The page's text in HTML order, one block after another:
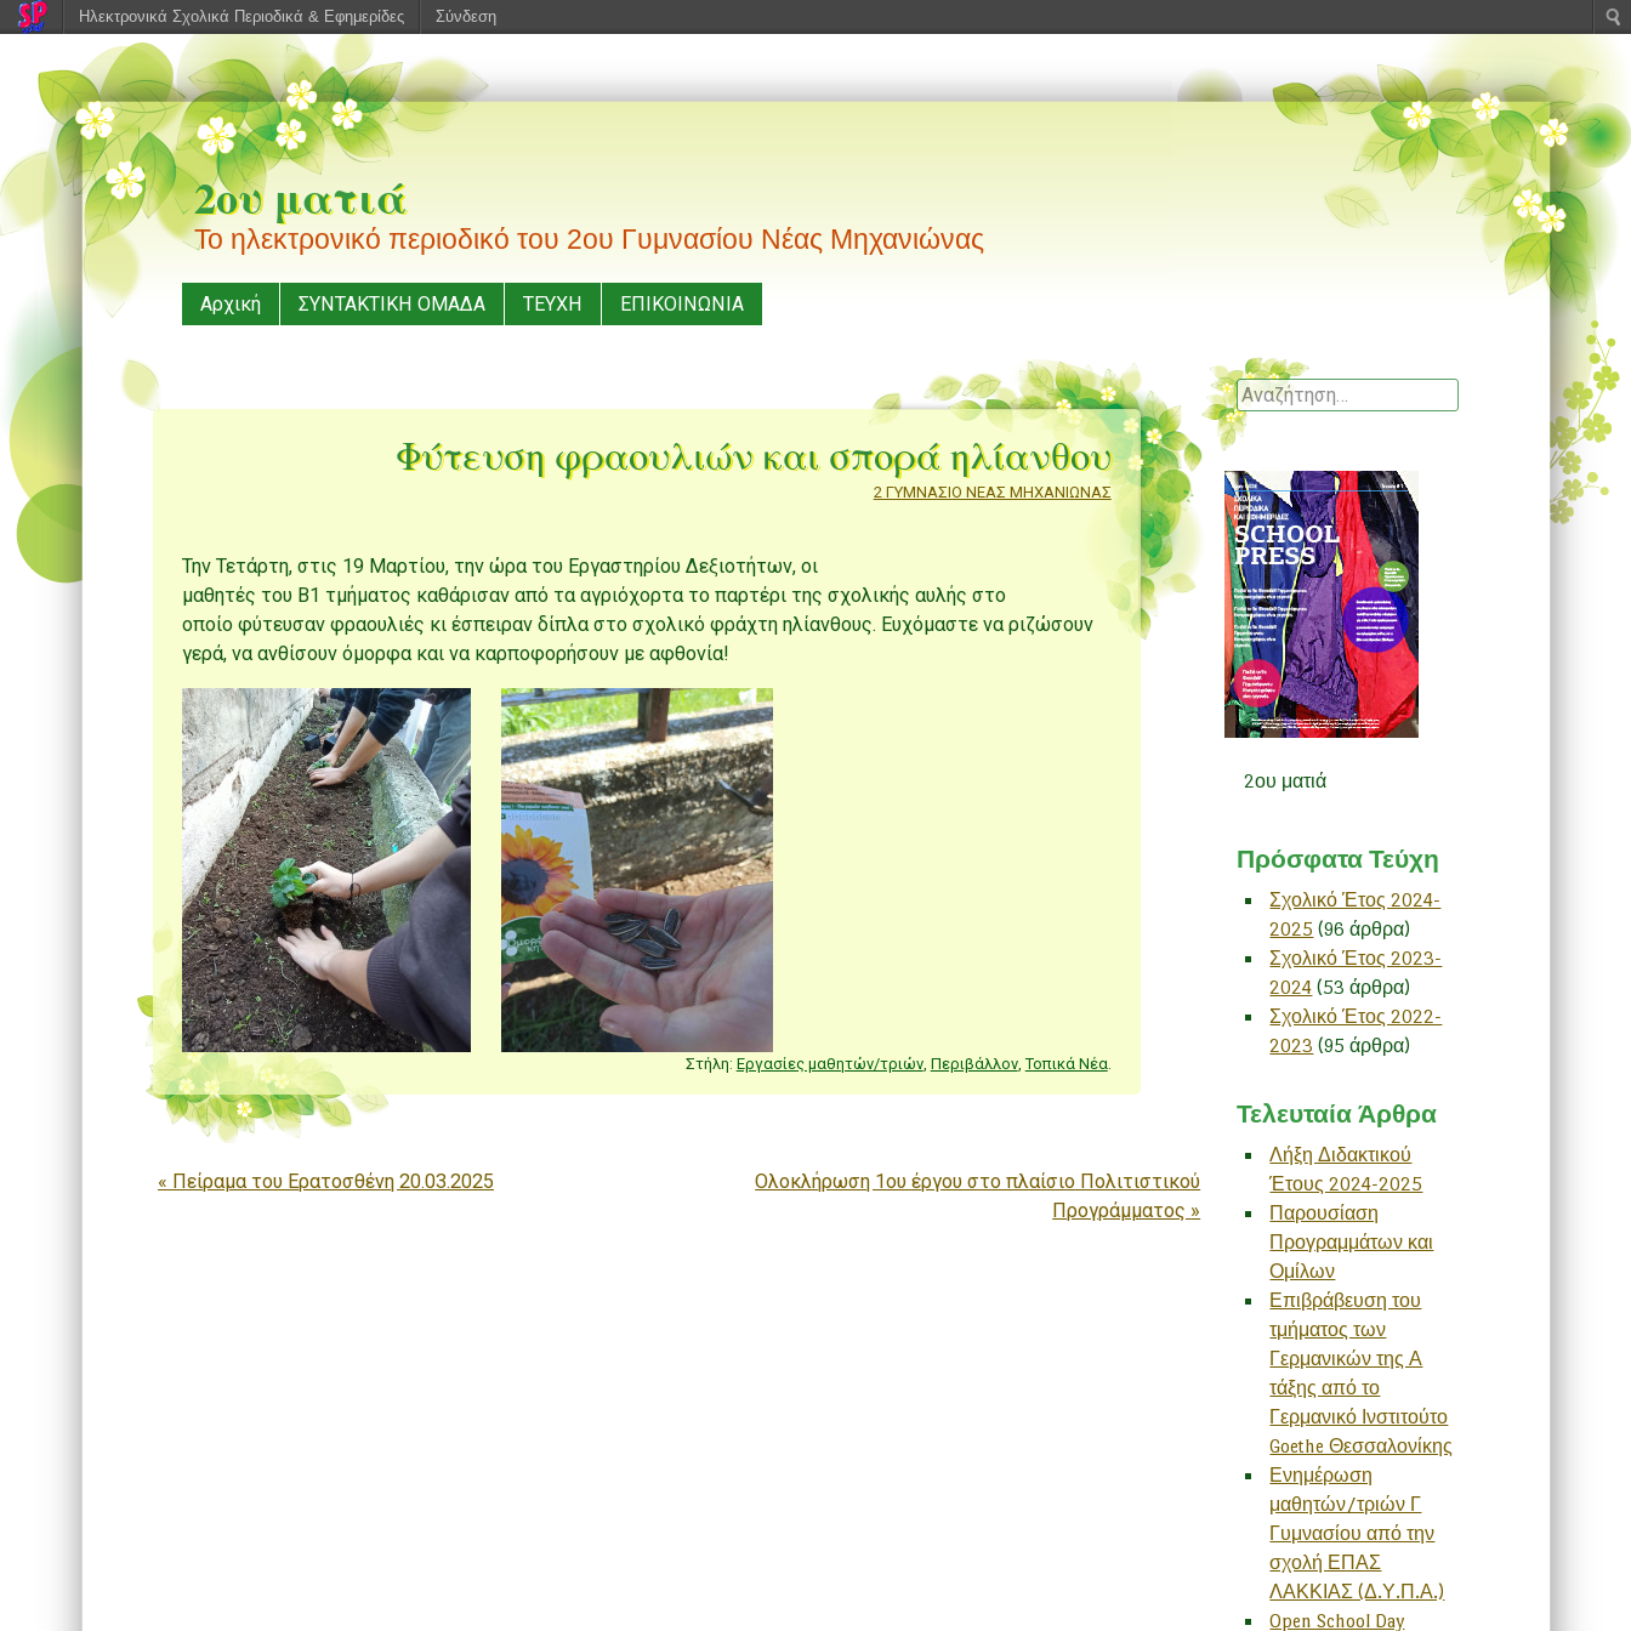
2ου ματιά
Το ηλεκτρονικό περιοδικό του 2ου Γυμνασίου Νέας Μηχανιώνας
Μενού
Μεταπηδήστε
στο
Αρχική ΣΥΝΤΑΚΤΙΚΗ ΟΜΑΔΑ ΤΕΥΧΗ ΕΠΙΚΟΙΝΩΝΙΑ
Φύτευση φραουλιών και σπορά ηλίανθου
2 ΓΥΜΝΑΣΙΟ ΝΕΑΣ ΜΗΧΑΝΙΩΝΑΣ
Την Τετάρτη, στις 19 Μαρτίου, την ώρα του Εργαστηρίου Δεξιοτήτων, οι
μαθητές του Β1 τμήματος καθάρισαν από τα αγριόχορτα το παρτέρι της σχολικής αυλής στο
οποίο φύτευσαν φραουλιές κι έσπειραν δίπλα στο σχολικό φράχτη ηλίανθους. Ευχόμαστε να ριζώσουν
γερά, να ανθίσουν όμορφα και να καρποφορήσουν με αφθονία!
Στήλη: Εργασίες μαθητών/τριών, Περιβάλλον,Τοπικά Νέα
Πλοήγηση άρθρων
« Πείραμα του Ερατοσθένη 20.03.2025
Ολοκλήρωση 1ου έργου στο πλαίσιο Πολιτιστικού
Προγράμματος »
Αναζητηση
2ου ματιά
Πρόσφατα Τεύχη
Σχολικό Έτος 2024-
2025 (96 άρθρα)
Σχολικό Έτος 2023-
2024 (53 άρθρα)
Σχολικό Έτος 2022-
2023 (95 άρθρα)
Τελευταία Άρθρα
Λήξη Διδακτικού
Έτους 2024-2025
Παρουσίαση
Προγραμμάτων και
Ομίλων
Επιβράβευση του
τμήματος των
Γερμανικών της Α
τάξης από το
Γερμανικό Ινστιτούτο
Goethe Θεσσαλονίκης
Ενημέρωση
μαθητών/τριών Γ
Γυμνασίου από την
σχολή ΕΠΑΣ
ΛΑΚΚΙΑΣ (Δ.Υ.Π.Α.)
Open School Day
Ηλεκτρονικά Σχολικά Περιοδικά & Εφημερίδες Σύνδεση